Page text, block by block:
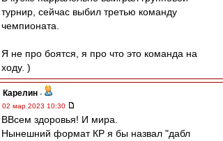
турнир, сейчас выбил третью команду
чемпионата.
Я не про боятся, я про что это команда на
ходу. )
Карелин -
02 мар 2023 10:30
ВВсем здоровья! И мира.
Нынешний формат КР я бы назвал "дабл